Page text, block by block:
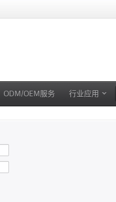
ODM/OEM服务 行业应用